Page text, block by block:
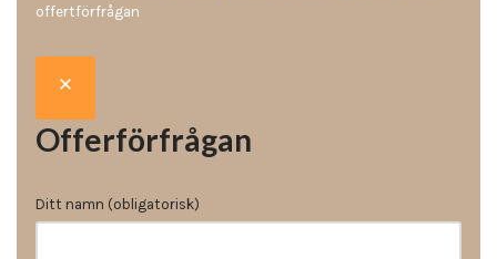
offertförfrågan
Offerförfrågan
Ditt namn (obligatorisk)